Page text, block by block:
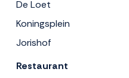
De Loet
Koningsplein
Jorishof
Restaurant